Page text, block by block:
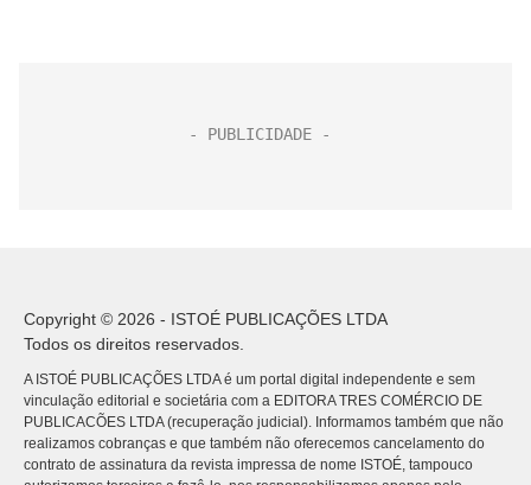
Copyright © 2026 - ISTOÉ PUBLICAÇÕES LTDA
Todos os direitos reservados.
A ISTOÉ PUBLICAÇÕES LTDA é um portal digital independente e sem
vinculação editorial e societária com a EDITORA TRES COMÉRCIO DE
PUBLICACÕES LTDA (recuperação judicial). Informamos também que não
realizamos cobranças e que também não oferecemos cancelamento do
contrato de assinatura da revista impressa de nome ISTOÉ, tampouco